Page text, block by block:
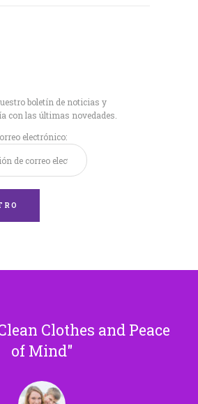
boletín de noticias y
con las últimas novedades.
electrónico:
Clothes and Peace
of Mind